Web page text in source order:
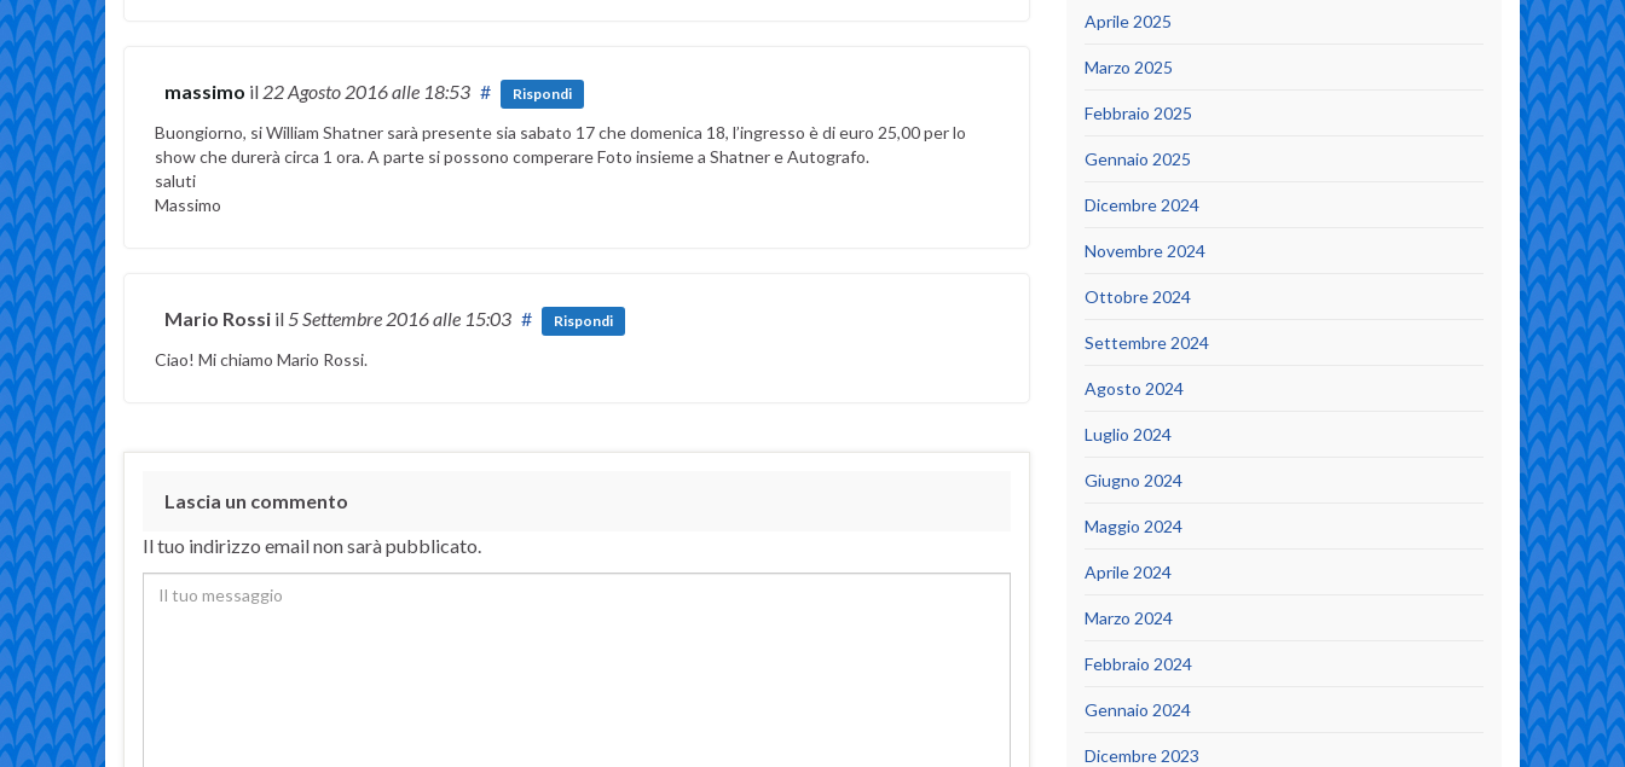
massimo il 22 Agosto 2016alle 18:53 # Rispondi
Buongiorno, si William Shatner sarà presente sia sabato 17 che domenica 18, l’ingresso è di euro 25,00 per lo
show che durerà circa 1 ora. A parte si possono comperare Foto insieme a Shatner e Autografo.
saluti
Massimo
Mario Rossi il5 Settembre 2016alle 15:03 # Rispondi
Ciao! Mi chiamo Mario Rossi.
Lascia un commento
Il tuo indirizzo email non sarà pubblicato.
Aprile 2025
Marzo 2025
Febbraio 2025
Gennaio 2025
Dicembre 2024
Novembre 2024
Ottobre 2024
Settembre 2024
Agosto 2024
Luglio 2024
Giugno 2024
Maggio 2024
Aprile 2024
Marzo 2024
Febbraio 2024
Gennaio 2024
Dicembre 2023